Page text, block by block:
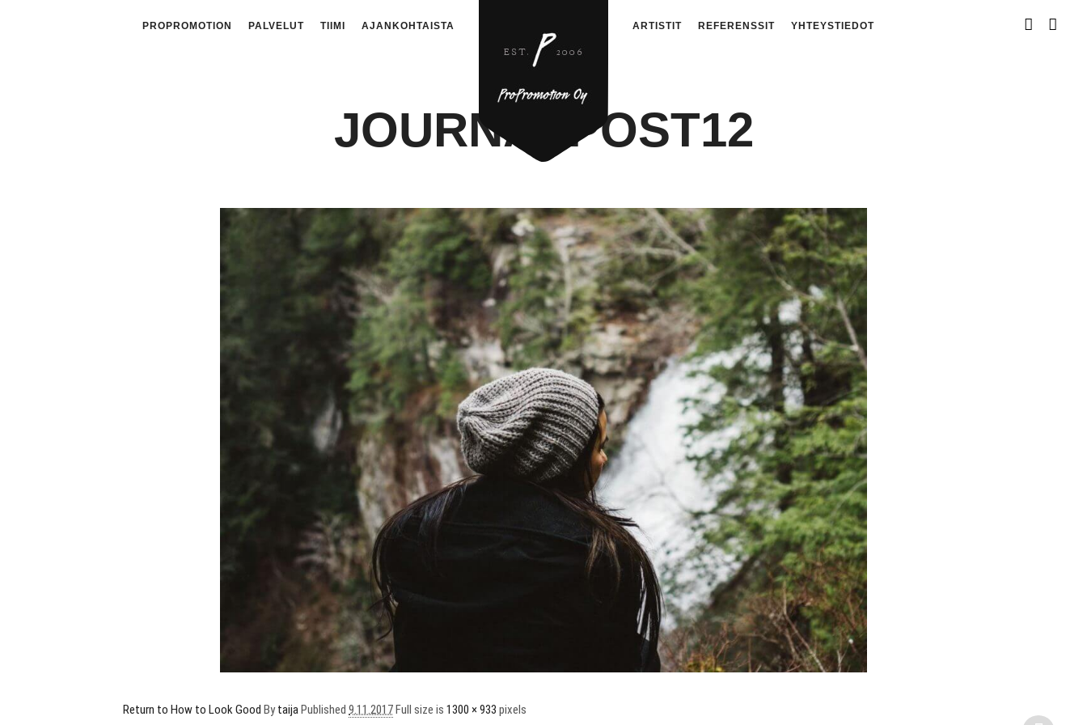
PROPROMOTION PALVELUT TIIMI AJANKOHTAISTA ARTISTIT REFERENSSIT YHTEYSTIEDOT
JOURNALPOST12
Return to How to Look Good BytaijaPublished 9.11.2017Full size is 1300 × 933 pixels